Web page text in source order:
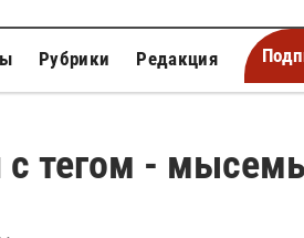
Рубрики Редакция
с тегом -